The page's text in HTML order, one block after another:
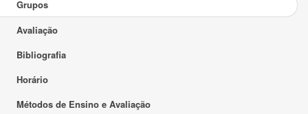
Grupos
Avaliação
Bibliografia
Horário
Métodos de Ensino e Avaliação